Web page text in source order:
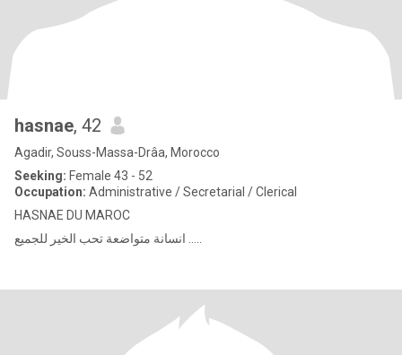
hasnae, 42
Agadir, Souss-Massa-Drâa, Morocco
Seeking: Female 43 - 52
Occupation: Administrative / Secretarial / Clerical
HASNAE DU MAROC